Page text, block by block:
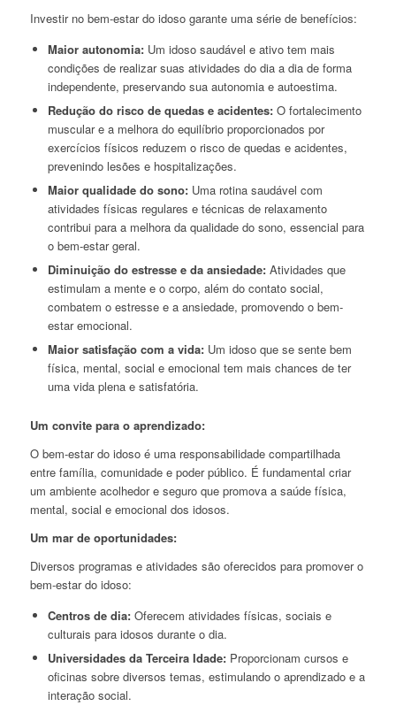
Investir no bem-estar do idoso garante uma série de benefícios:
Maior autonomia:Um idoso saudável e ativo tem mais
condições de realizar suas atividades do dia a dia de forma
independente, preservando sua autonomia e autoestima.
Redução do risco de quedas e acidentes:O fortalecimento
muscular e a melhora do equilíbrio proporcionados por
exercícios físicos reduzem o risco de quedas e acidentes,
prevenindo lesões e hospitalizações.
Maior qualidade do sono:Uma rotina saudável com
atividades físicas regulares e técnicas de relaxamento
contribui para a melhora da qualidade do sono, essencial para
o bem-estar geral.
Diminuição do estresse e da ansiedade:Atividades que
estimulam a mente e o corpo, além do contato social,
combatem o estresse e a ansiedade, promovendo o bem-
estar emocional.
Maior satisfação com a vida:Um idoso que se sente bem
física, mental, social e emocional tem mais chances de ter
uma vida plena e satisfatória.
Um convite para o aprendizado:
O bem-estar do idoso é uma responsabilidade compartilhada
entre família, comunidade e poder público. É fundamental criar
um ambiente acolhedor e seguro que promova a saúde física,
mental, social e emocional dos idosos.
Um mar de oportunidades:
Diversos programas e atividades são oferecidos para promover o
bem-estar do idoso:
Centros de dia:Oferecem atividades físicas, sociais e
culturais para idosos durante o dia.
Universidades da Terceira Idade:Proporcionam cursos e
oficinas sobre diversos temas, estimulando o aprendizado e a
interação social.